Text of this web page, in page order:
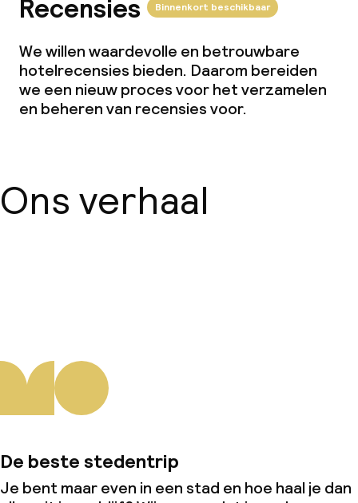
Recensies Binnenkort beschikbaar
We willen waardevolle en betrouwbare
hotelrecensies bieden. Daarom bereiden
we een nieuw proces voor het verzamelen
en beheren van recensies voor.
Ons verhaal
De beste stedentrip
Je bent maar even in een stad en hoe haal je dan